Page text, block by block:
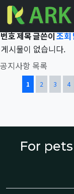
Total 42,735건1 페이지
공지사항 목록
번호제목글쓴이조회
게시물이 없습니다.
1 2
페이지3페이지4
페
For